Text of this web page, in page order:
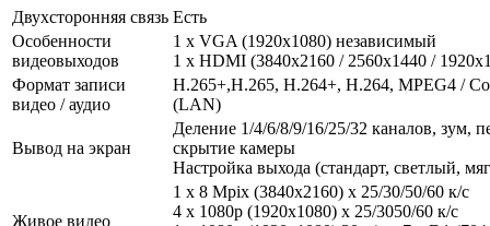
Двухсторонняя связь Есть
Особенности
видеовыходов
1 x VGA (1920x1080) независимый
1 x HDMI (3840x2160 / 2560x1440 /
Формат записи
видео / аудио
H.265+,H.265, H.264+, H.264, MPEG4 /
(LAN)
Вывод на экран
Деление 1/4/6/8/9/16/25/32 каналов, зум,
скрытие камеры
Настройка выхода (стандарт, светлый,
Живое видео
1 x 8 Mpix (3840x2160) х 25/30/50/60 к/с
4 х 1080р (1920х1080) х 25/3050/60 к/с